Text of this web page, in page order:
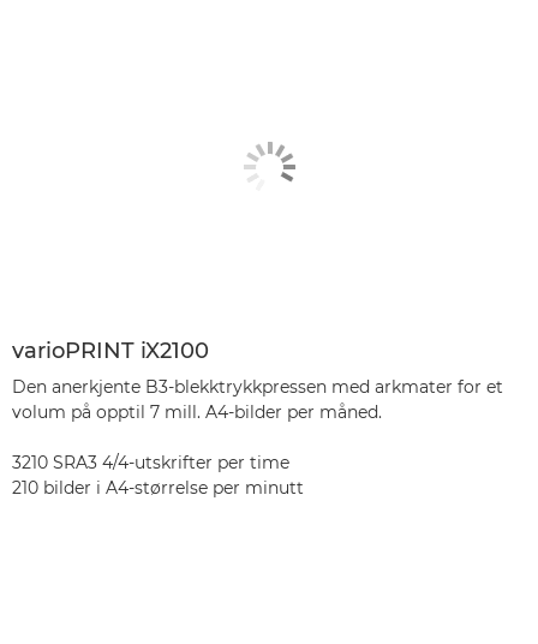
varioPRINT iX2100
Den anerkjente B3-blekktrykkpressen med arkmater for et
volum på opptil 7 mill. A4-bilder per måned.
3210 SRA3 4/4-utskrifter per time
210 bilder i A4-størrelse per minutt